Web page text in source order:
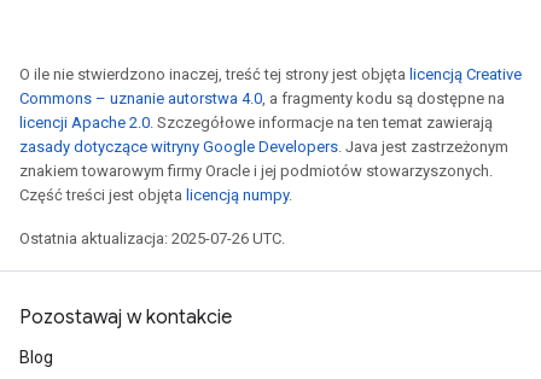
O ile nie stwierdzono inaczej, treść tej strony jest objęta licencją Creative
Commons – uznanie autorstwa 4.0, a fragmenty kodu są dostępne na
licencji Apache 2.0. Szczegółowe informacje na ten temat zawierają
zasady dotyczące witryny Google Developers. Java jest zastrzeżonym
znakiem towarowym firmy Oracle i jej podmiotów stowarzyszonych.
Część treści jest objęta licencją numpy.
Ostatnia aktualizacja: 2025-07-26 UTC.
Pozostawaj w kontakcie
Blog